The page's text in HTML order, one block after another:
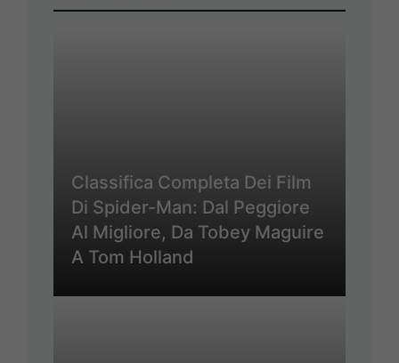
Classifica Completa Dei Film
Di Spider-Man: Dal Peggiore
Al Migliore, Da Tobey Maguire
A Tom Holland